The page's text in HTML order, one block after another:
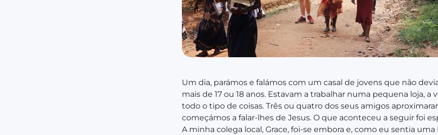
Um dia, parámos e falámos com um casal de jovens que não
mais de 17 ou 18 anos. Estavam a trabalhar numa pequena loja, a
todo o tipo de coisas. Três ou quatro dos seus amigos
começámos a falar-lhes de Jesus. O que aconteceu a seguir foi
A minha colega local, Grace, foi-se embora e, como eu sentia uma